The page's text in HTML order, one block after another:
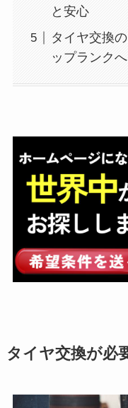
と安心
タイヤ交換
ップランクへ
タイヤ交換が必